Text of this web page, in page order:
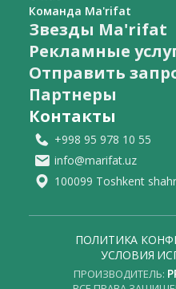
Команда Ma'rifat
Звезды Ma'rifat
Рекламные
Отправить
Партнеры
Контакты
+998 95 978 10 55
info@marifat.uz
100099 Toshkent
ПРОИЗВОДИТЕЛЬ:
ПОЛИТИКА
УСЛОВИЯ